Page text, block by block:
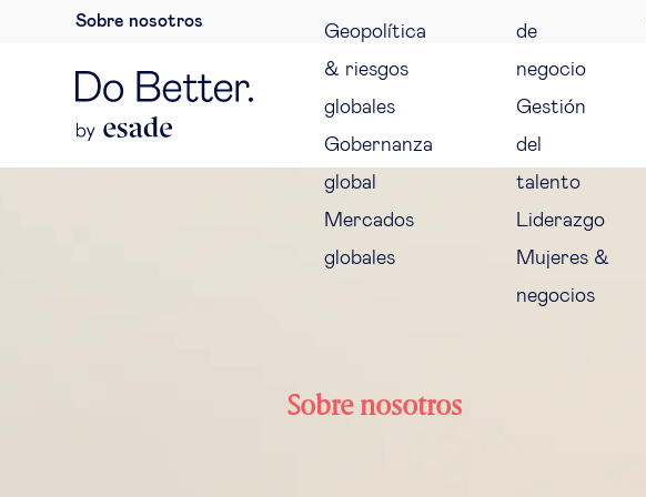
Sobre nosotros
Geopolítica
& riesgos
globales
Gobernanza
global
Mercados
globales
de
negocio
Gestión
del
talento
Liderazgo
Mujeres &
negocios
Sobre nosotros